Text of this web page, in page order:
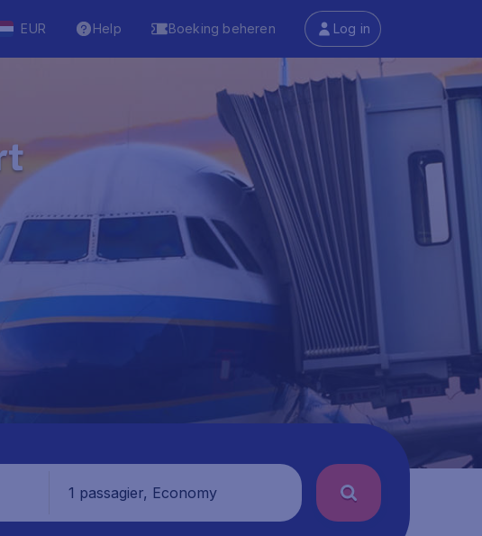
EUR Help Boeking beheren Log in
1 passagier, Economy